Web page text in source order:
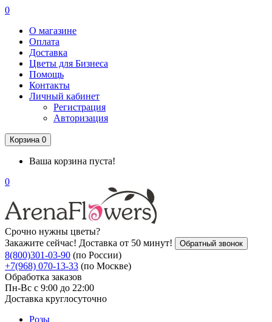
0
О магазине
Оплата
Доставка
Цветы для Бизнеса
Помощь
Контакты
Личный кабинет
Регистрация
Авторизация
Корзина 0
Ваша корзина пуста!
0
Срочно нужны цветы?
Закажите сейчас! Доставка от 50 минут!
Обратный звонок
8(800)301-03-90 (по России)
+7(968) 070-13-33 (по Москве)
Обработка заказов
Пн-Вс с 9:00 до 22:00
Доставка круглосуточно
Розы